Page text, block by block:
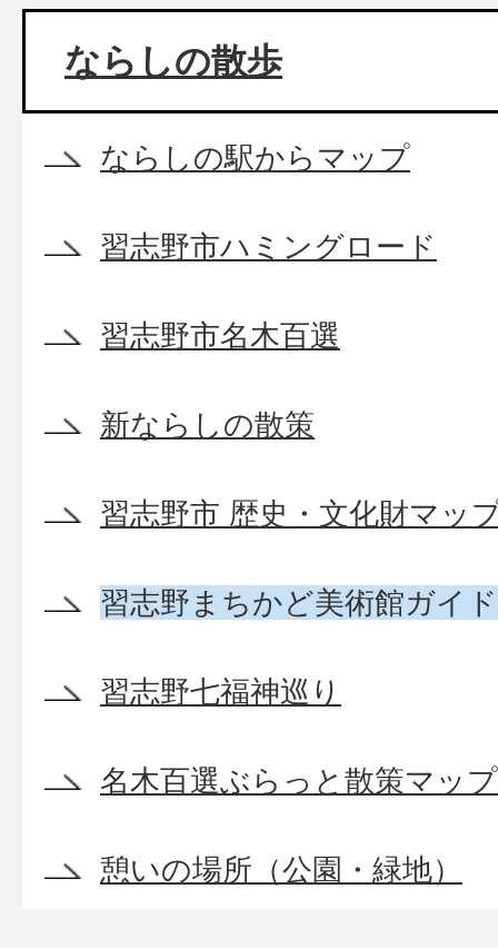
ならしの散歩
ならしの駅からマップ
習志野市ハミングロード
習志野市名木百選
新ならしの散策
習志野市 歴史・文化財マッ
習志野まちかど美術館ガイ
習志野七福神巡り
名木百選ぶらっと散策マップ
憩いの場所（公園・緑地）